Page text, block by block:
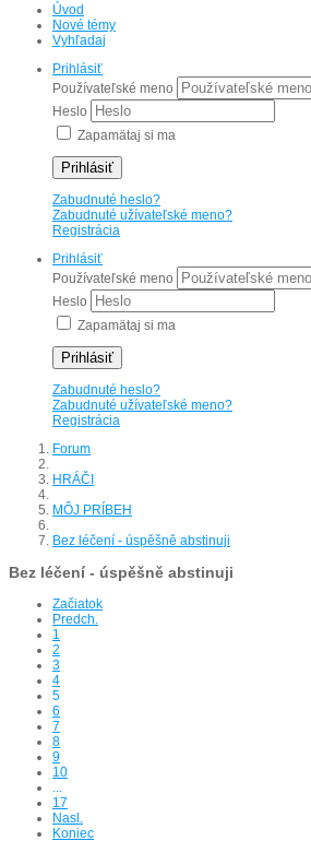
Úvod
Nové témy
Vyhľadaj
Prihlásiť
Používateľské meno
Heslo
Zapamätaj si ma
Prihlásiť
Zabudnuté heslo?
Zabudnuté užívateľské meno?
Registrácia
Prihlásiť
Používateľské meno
Heslo
Zapamätaj si ma
Prihlásiť
Zabudnuté heslo?
Zabudnuté užívateľské meno?
Registrácia
Forum
HRÁČI
MÔJ PRÍBEH
Bez léčení - úspěšně abstinuji
Bez léčení - úspěšně abstinuji
Začiatok
Predch.
1
2
3
4
5
6
7
8
9
10
...
17
Nasl.
Koniec